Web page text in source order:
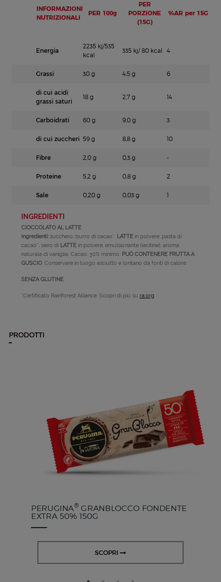
INFORMAZIONI
NUTRIZIONALI
PER 100g
PER
PORZIONE
(15G)
%AR per 15G
Energia
2235 kj/535
kcal
335 kj/ 80 kcal 4
Grassi 30 g 4,5 g 6
di cui acidi
grassi saturi
18 g 2,7 g 14
Carboidrati 60 g 9,0 g 3
di cui zuccheri 59 g 8,8 g 10
Fibre 2,0 g 0,3 g -
Proteine 5,2 g 0,8 g 2
Sale 0,20 g 0,03 g 1
INGREDIENTI
CIOCCOLATO AL LATTE
Ingredienti: zucchero, burro di cacao*, LATTE in polvere, pasta di
cacao*, siero di LATTEin polvere, emulsionante (lecitine), aroma
naturale di vaniglia. Cacao: 30% minimo.
PUÒ CONTENERE FRUTTA A
GUSCIO. Conservare in luogo asciutto e lontano da fonti di calore.
SENZA GLUTINE
*Certificato Rainforest Alliance. Scopri di più su ra.org
PRODOTTI
PERUGINA®GRANBLOCCO FONDENTE
EXTRA 50% 150G
SCOPRI